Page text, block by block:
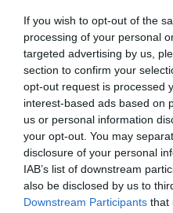
If you wish to opt-out of the
processing of your personal
targeted advertising by us,
section to confirm your
opt-out request is processed
interest-based ads based on
us or personal information
your opt-out. You may
disclosure of your personal
IAB’s list of downstream
also be disclosed by us to
Downstream Participants that
Relacionado
vendemos
La prueba forma parte
competiciones que busca
capital global del
híbrido entre la
participativo, y con
marcas tanto en el canal
El Extreme Barcelona
World Series , la marca